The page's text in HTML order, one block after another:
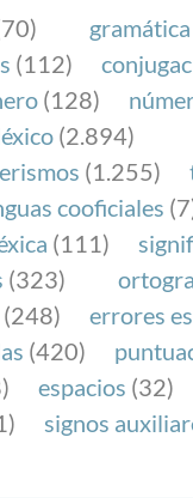
gramática
(112)
(128)
(2.894)
(1.255)
cooficiales
(111)
(323)
(248)
errores
(420)
espacios (32)
signos